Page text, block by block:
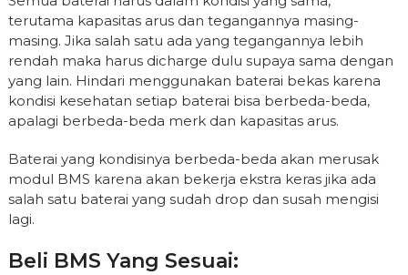
terutama kapasitas arus dan tegangannya masing-
masing. Jika salah satu ada yang tegangannya lebih
rendah maka harus dicharge dulu supaya sama dengan
yang lain. Hindari menggunakan baterai bekas karena
kondisi kesehatan setiap baterai bisa berbeda-beda,
apalagi berbeda-beda merk dan kapasitas arus.
Baterai yang kondisinya berbeda-beda akan merusak
modul BMS karena akan bekerja ekstra keras jika ada
salah satu baterai yang sudah drop dan susah mengisi
lagi.
Beli BMS Yang Sesuai: